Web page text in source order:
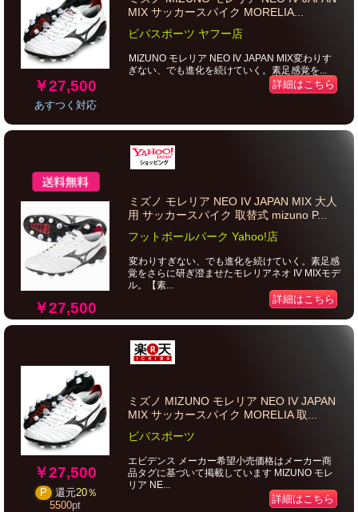
￥27,500
あすつく対応
MIX サッカースパイク MORELIA...
ビバスポーツ ヤフー店
MIZUNO モレリア NEO IV JAPAN MIX変わりす
ぎない、でも進化を続けていく。素足感覚を...
詳細はこちら
￥27,500
ミズノ モレリア NEO IV JAPAN MIX 大人
用 サッカースパイク 取替式 mizuno P...
フットボールパーク Yahoo!店
変わりすぎない、でも進化を続けていく。素足感
覚をさらに研ぎ澄ませたモレリアネオ IV MIXモデ
ル。【素...
詳細はこちら
￥27,500
P 還元20％
5500pt
ミズノ MIZUNO モレリア NEO IV JAPAN
MIX サッカースパイク MORELIA 取...
ビバスポーツ
エビデンス メーカー希望小売価格はメーカー商
品タグに基づいて掲載しています MIZUNO モレ
リア NE...
詳細はこちら